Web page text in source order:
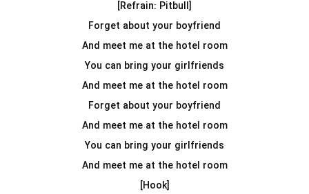
[Refrain: Pitbull]
Forget about your boyfriend
And meet me at the hotel room
You can bring your girlfriends
And meet me at the hotel room
Forget about your boyfriend
And meet me at the hotel room
You can bring your girlfriends
And meet me at the hotel room
[Hook]